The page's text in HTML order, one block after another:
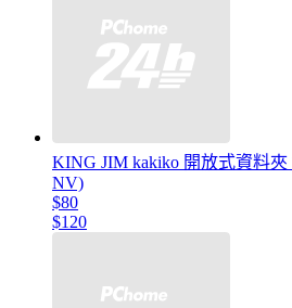
KING JIM kakiko 開放式資料
NV)
$80
$120